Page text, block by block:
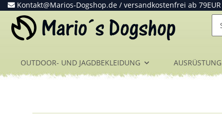
Kontakt@Marios-Dogshop.de / versandkostenfrei ab 79EUR
OUTDOOR- UND JAGDBEKLEIDUNG AUSRÜSTUNG